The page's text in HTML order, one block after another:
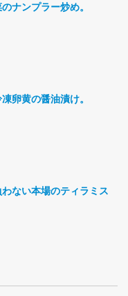
ナンプラー炒め。
卵黄の醤油漬け。
ない本場のティラミス。